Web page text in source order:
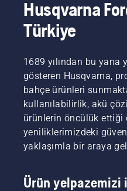
neleri
alacağınızı
bulabilirsiniz.
Husqvarna
Türkiye
1689 yılından bu
gösteren Husqvarna,
bahçe ürünleri
kullanılabilirlik, akü
ürünlerin öncülük ettiği
yeniliklerimizdeki
yaklaşımla bir araya
Ürün yelpazemizi